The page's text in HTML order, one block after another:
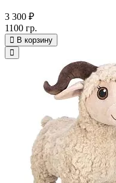
3 300 ₽
1100 гр.
В корзину